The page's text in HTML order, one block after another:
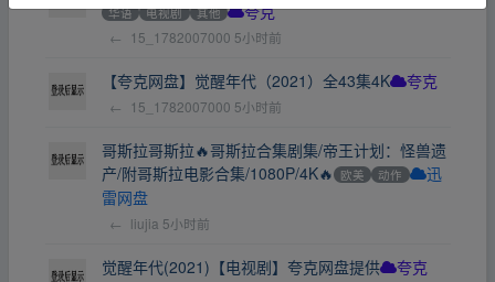
华语 电视剧 其他 夸克
← 15_1782007000 5小时前
【夸克网盘】觉醒年代（2021）全43集4K 夸克
← 15_1782007000 5小时前
哥斯拉哥斯拉🔥哥斯拉合集剧集/帝王计划：怪兽遗
产/附哥斯拉电影合集/1080P/4K🔥 欧美 动作
迅
雷网盘
← liujia 5小时前
觉醒年代(2021)【电视剧】夸克网盘提供 夸克